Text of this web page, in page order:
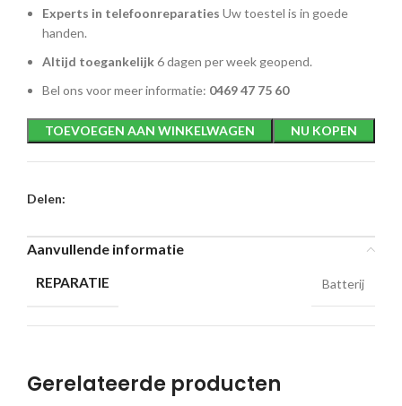
Experts in telefoonreparaties Uw toestel is in goede
handen.
Altijd toegankelijk6 dagen per week geopend.
Bel ons voor meer informatie: 0469 47 75 60
TOEVOEGEN AAN WINKELWAGEN NU KOPEN
Delen:
Aanvullende informatie
REPARATIE Batterij
Gerelateerde producten